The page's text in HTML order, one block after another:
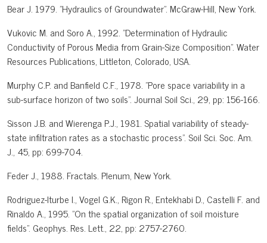
Bear J. 1979. "Hydraulics of Groundwater". McGraw-Hill, New York.
Vukovic M. and Soro A., 1992. "Determination of Hydraulic
Conductivity of Porous Media from Grain-Size Composition". Water
Resources Publications, Littleton, Colorado, USA.
Murphy C.P. and Banfield C.F., 1978. "Pore space variability in a
sub-surface horizon of two soils". Journal Soil Sci., 29, pp: 156-166.
Sisson J.B. and Wierenga P.J., 1981. Spatial variability of steady-
state infiltration rates as a stochastic process". Soil Sci. Soc. Am.
J., 45, pp: 699-704.
Feder J., 1988. Fractals. Plenum, New York.
Rodriguez-Iturbe I., Vogel G.K., Rigon R., Entekhabi D., Castelli F. and
Rinaldo A., 1995. "On the spatial organization of soil moisture
fields". Geophys. Res. Lett., 22, pp: 2757-2760.